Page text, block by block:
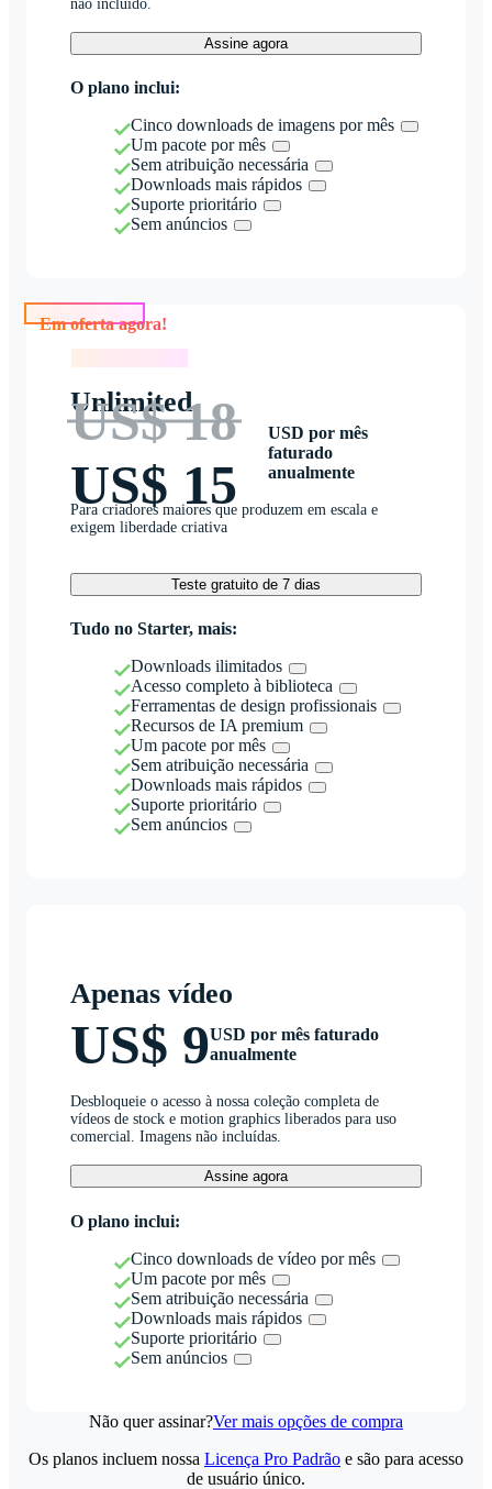
não incluído.
Assine agora
O plano inclui:
Cinco downloads de imagens por mês
Um pacote por mês
Sem atribuição necessária
Downloads mais rápidos
Suporte prioritário
Sem anúncios
Unlimited
US$ 18
US$ 15
USD por mês
faturado
anualmente
Para criadores maiores que produzem em escala e
exigem liberdade criativa
Teste gratuito de 7 dias
Tudo no Starter, mais:
Downloads ilimitados
Acesso completo à biblioteca
Ferramentas de design profissionais
Recursos de IA premium
Um pacote por mês
Sem atribuição necessária
Downloads mais rápidos
Suporte prioritário
Sem anúncios
Apenas vídeo
US$ 9USD por mês faturado
anualmente
Desbloqueie o acesso à nossa coleção completa de
vídeos de stock e motion graphics liberados para uso
comercial. Imagens não incluídas.
Assine agora
O plano inclui:
Cinco downloads de vídeo por mês
Um pacote por mês
Sem atribuição necessária
Downloads mais rápidos
Suporte prioritário
Sem anúncios
Não quer assinar?Ver mais opções de compra
Os planos incluem nossa Licença Pro Padrão e são para acesso
de usuário único.